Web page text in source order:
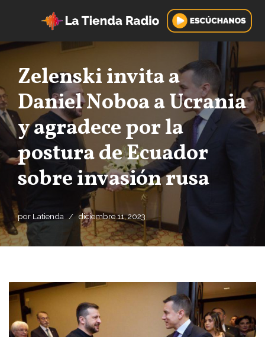
al
Zelenski invita a
Daniel Noboa a Ucrania
y agradece por la
postura de Ecuador
sobre invasión rusa
por Latienda diciembre 11, 2023